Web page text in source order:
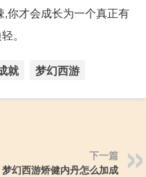
你才会成长为一个真正有
。
就 梦幻西游
下一篇
梦幻西游矫健内丹怎么加成